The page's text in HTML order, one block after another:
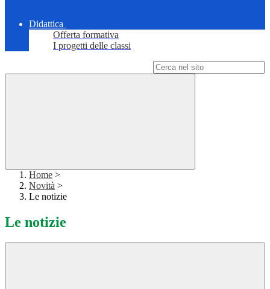
Didattica
Offerta formativa
I progetti delle classi
Home >
Novità >
Le notizie
Le notizie